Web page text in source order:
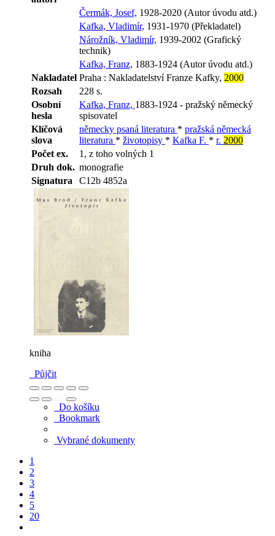
Čermák, Josef, 1928-2020 (Autor úvodu atd.)
Kafka, Vladimír, 1931-1970 (Překladatel)
Nárožník, Vladimír, 1939-2002 (Grafický
technik)
Kafka, Franz, 1883-1924 (Autor úvodu atd.)
Nakladatel Praha : Nakladatelství Franze Kafky, 2000
Rozsah
228 s.
Osobní
hesla
Kafka, Franz, 1883-1924 - pražský německý
spisovatel
Klíčová
slova
německy psaná literatura * pražská německá
literatura * životopisy * Kafka F. * r. 2000
Počet ex.
1, z toho volných 1
Druh dok. monografie
Signatura
C12b 4852a
kniha
Půjčit
Do košíku
Bookmark
Vybrané dokumenty
1
2
3
4
5
20